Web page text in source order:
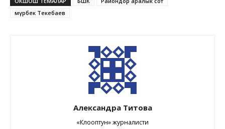
Өмүрбек Текебаев
Александра Титова
«Клооптун» журналисти